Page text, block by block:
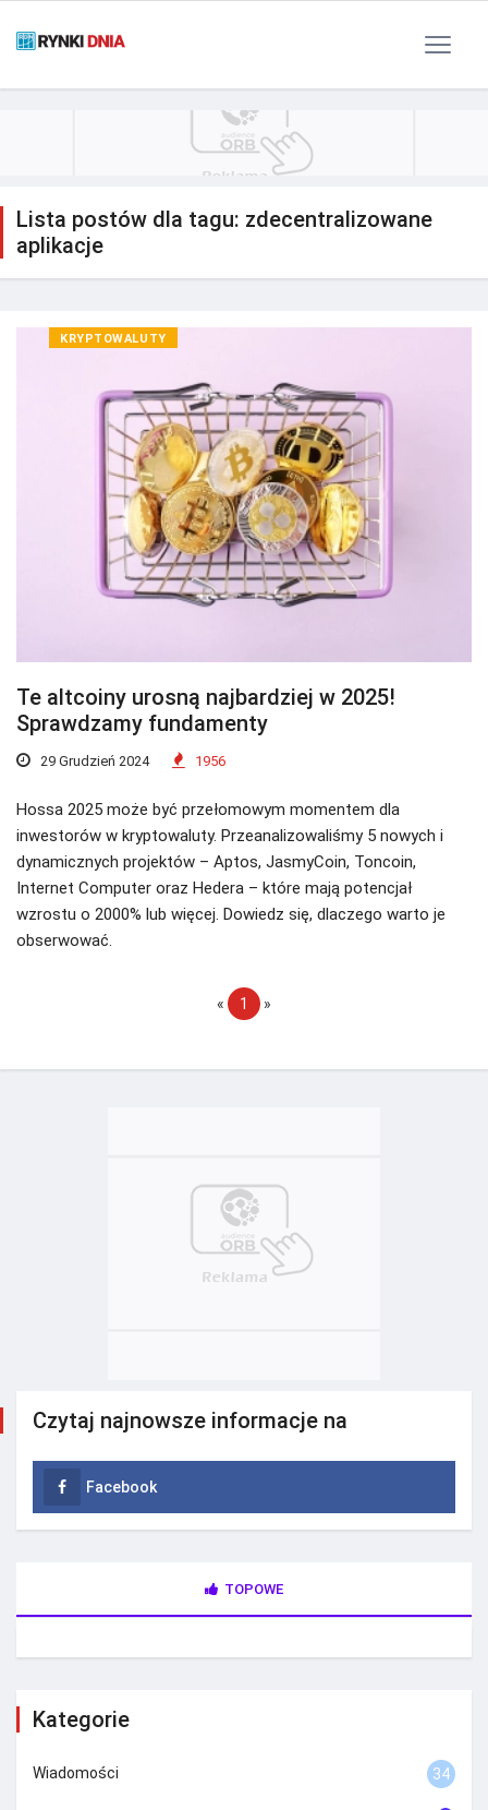
Lista postów dla tagu: zdecentralizowane
aplikacje
KRYPTOWALUTY
Te altcoiny urosną najbardziej w 2025!
Sprawdzamy fundamenty
29 Grudzień 2024 1956
Hossa 2025 może być przełomowym momentem dla
inwestorów w kryptowaluty. Przeanalizowaliśmy 5 nowych i
dynamicznych projektów – Aptos, JasmyCoin, Toncoin,
Internet Computer oraz Hedera – które mają potencjał
wzrostu o 2000% lub więcej. Dowiedz się, dlaczego warto je
obserwować.
« 1 »
Czytaj najnowsze informacje na
Facebook
TOPOWE
Kategorie
Wiadomości 34